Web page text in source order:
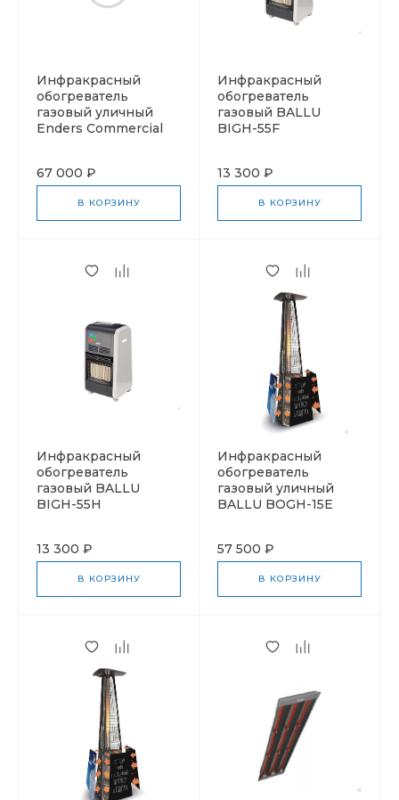
Инфракрасный
обогреватель
газовый уличный
Enders Commercial
67 000 ₽
В КОРЗИНУ
Инфракрасный
обогреватель
газовый BALLU
BIGH-55F
13 300 ₽
В КОРЗИНУ
Инфракрасный
обогреватель
газовый BALLU
BIGH-55H
13 300 ₽
В КОРЗИНУ
Инфракрасный
обогреватель
газовый уличный
BALLU BOGH-15E
57 500 ₽
В КОРЗИНУ